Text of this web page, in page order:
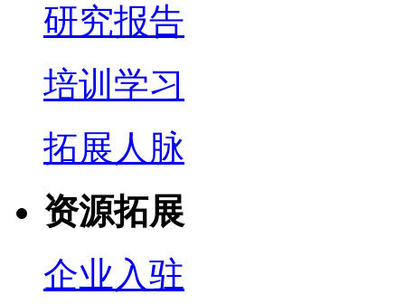
研究报告
培训学习
拓展人脉
资源拓展
企业入驻